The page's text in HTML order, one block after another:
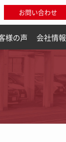
お問い合わせ
様の声 会社情報